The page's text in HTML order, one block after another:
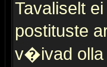
Tavaliselt
postituste
v�ivad olla